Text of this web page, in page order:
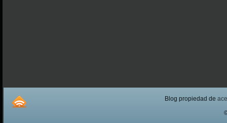
Blog propiedad de